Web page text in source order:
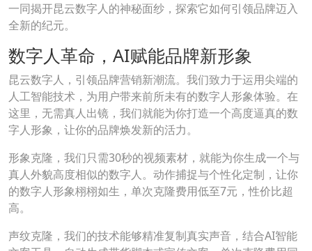
一同揭开昆云数字人的神秘面纱，探索它如何引领品牌迈入
全新的纪元。
数字人革命，AI赋能品牌新形象
昆云数字人，引领品牌营销新潮流。我们致力于运用尖端的
人工智能技术，为用户带来前所未有的数字人形象体验。在
这里，无需真人出镜，我们就能为你打造一个高度逼真的数
字人形象，让你的品牌焕发新的活力。
形象克隆，我们只需30秒的视频素材，就能为你生成一个与
真人外貌高度相似的数字人。动作捕捉与个性化定制，让你
的数字人形象栩栩如生，单次克隆费用低至7元，性价比超
高。
声纹克隆，我们的技术能够精准复制真实声音，结合AI智能